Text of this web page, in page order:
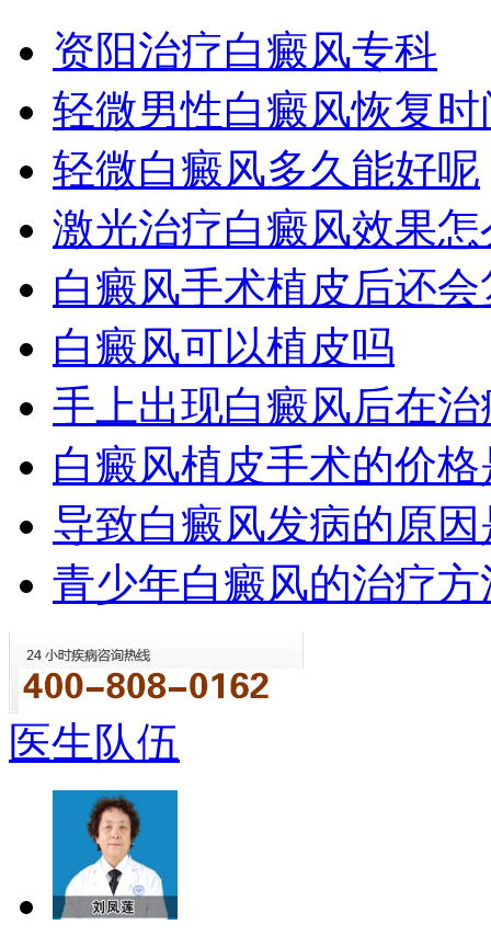
资阳治疗白癜风专科
轻微男性白癜风恢复
轻微白癜风多久能好呢
激光治疗白癜风效果怎
白癜风手术植皮后还
白癜风可以植皮吗
手上出现白癜风后在
白癜风植皮手术的价
导致白癜风发病的原
青少年白癜风的治疗
医生队伍